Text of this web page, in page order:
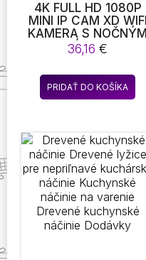
4K FULL HD 1080P
MINI IP CAM XD WIFI
KAMERA S NOČNÝM
VIDENÍM IR-CUT
DETEKCIA POHYBU
BEZPEČNOSTNÁ
KAMERA HD
VIDEOREKORDÉR
36,16€
PRIDAŤ DO KOŠÍKA